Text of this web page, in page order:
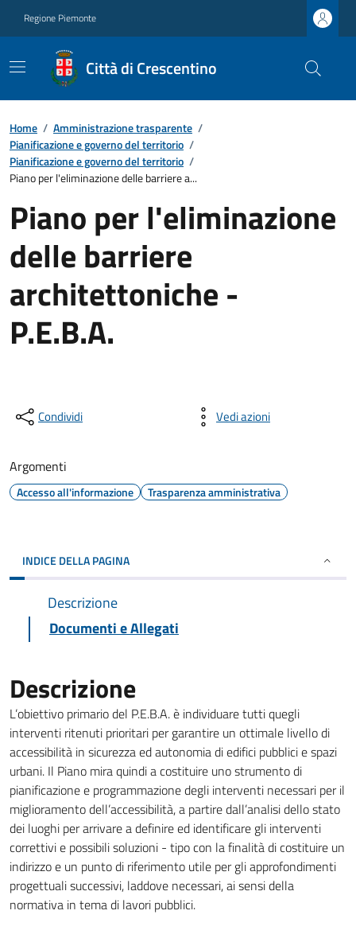
Regione Piemonte
Città di Crescentino
Home / Amministrazione trasparente /
Pianificazione e governo del territorio /
Pianificazione e governo del territorio /
Piano per l'eliminazione delle barriere a...
Piano per l'eliminazione
delle barriere
architettoniche -
P.E.B.A.
Condividi Vedi azioni
Argomenti
Accesso all'informazione Trasparenza amministrativa
INDICE DELLA PAGINA
Descrizione
Documenti e Allegati
Descrizione
L’obiettivo primario del P.E.B.A. è individuare tutti quegli
interventi ritenuti prioritari per garantire un ottimale livello di
accessibilità in sicurezza ed autonomia di edifici pubblici e spazi
urbani. Il Piano mira quindi a costituire uno strumento di
pianificazione e programmazione degli interventi necessari per il
miglioramento dell’accessibilità, a partire dall’analisi dello stato
dei luoghi per arrivare a definire ed identificare gli interventi
correttivi e possibili soluzioni - tipo con la finalità di costituire un
indirizzo e un punto di riferimento utile per gli approfondimenti
progettuali successivi, laddove necessari, ai sensi della
normativa in tema di lavori pubblici.